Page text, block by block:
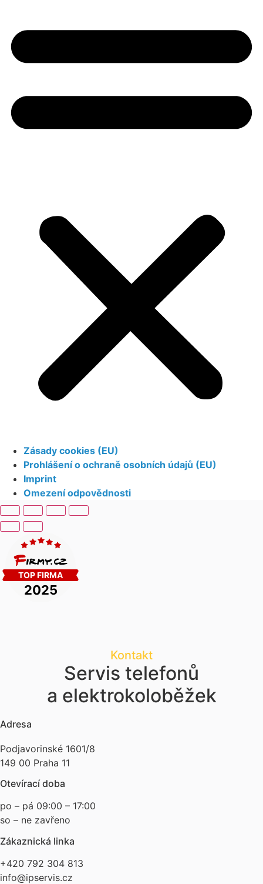
Zásady cookies (EU)
Prohlášení o ochraně osobních údajů (EU)
Imprint
Omezení odpovědnosti
Kontakt
Servis telefonů
a elektrokoloběžek
Adresa
Podjavorinské 1601/8
149 00 Praha 11
Otevírací doba
po – pá 09:00 – 17:00
so – ne zavřeno
Zákaznická linka
+420 792 304 813
info@ipservis.cz